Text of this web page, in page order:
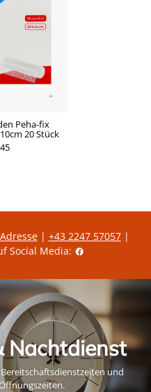
Peha-fix
20 Stück
| +43 2247 57057|
Social Media:
Nachtdienst
und